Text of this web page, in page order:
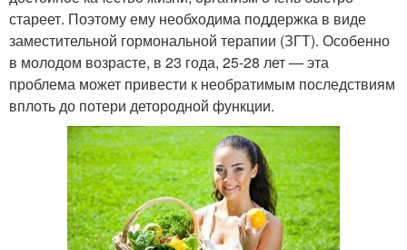
стареет. Поэтому ему необходима поддержка в виде
заместительной гормональной терапии (ЗГТ). Особенно
в молодом возрасте, в 23 года, 25-28 лет — эта
проблема может привести к необратимым последствиям
вплоть до потери детородной функции.